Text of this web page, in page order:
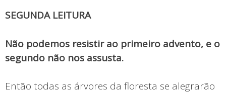
SEGUNDA LEITURA
Não podemos resistir ao primeiro advento, e o
segundo não nos assusta.
Então todas as árvores da floresta se alegrarão